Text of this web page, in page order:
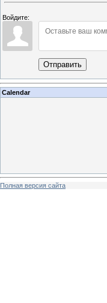
Войдите:
Отправить
Calendar
Полная версия сайта